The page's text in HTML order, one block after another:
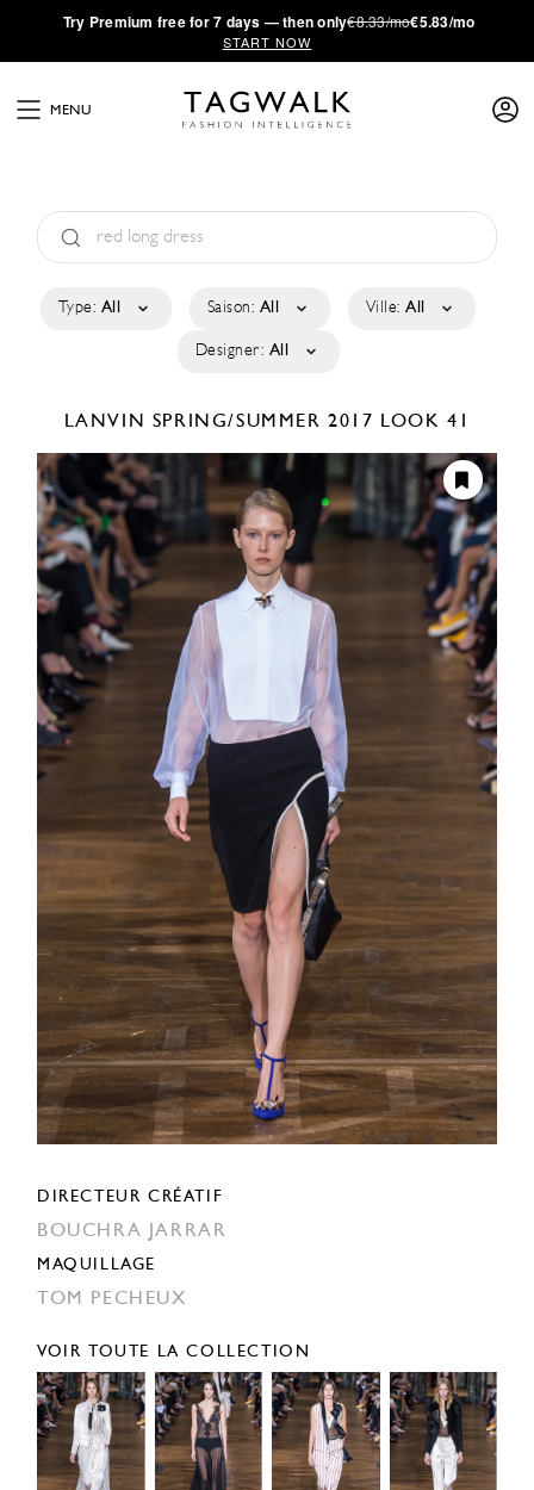
·Try Premium free for 7 days — then only€8.33/mo€5.83/mo
START NOW
MENU
Type: All Saison: All Ville: All
Designer: All
LANVIN SPRING/SUMMER 2017 LOOK 41
DIRECTEUR CRÉATIF
BOUCHRA JARRAR
MAQUILLAGE
TOM PECHEUX
VOIR TOUTE LA COLLECTION